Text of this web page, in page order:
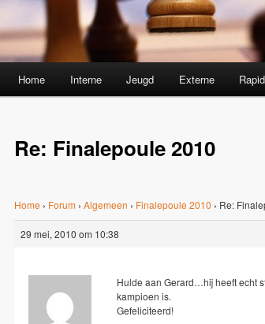
Home Interne Jeugd Externe Rapid
Re: Finalepoule 2010
Home › Forum › Algemeen › Finalepoule 2010 › Re:
29 mei, 2010 om 10:38
Hulde aan Gerard…hij heeft echt
kampioen is.
Gefeliciteerd!